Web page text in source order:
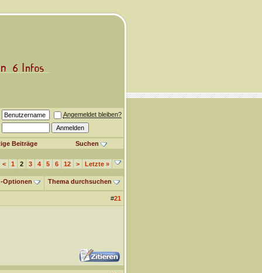
Angemeldet bleiben?
Beiträge Suchen
< 1 2 3 4 5 6 12 > Letzte »
Optionen Thema durchsuchen
#21